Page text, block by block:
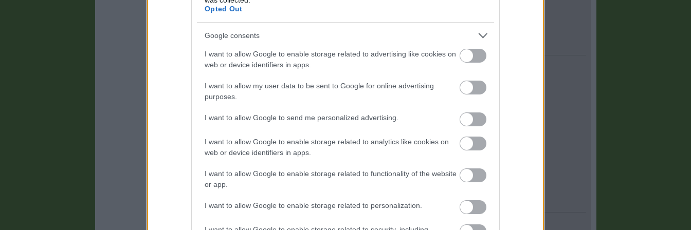
Opted Out
Google consents
I want to allow Google to enable storage related to advertising like cookies on
web or device identifiers in apps.
I want to allow my user data to be sent to Google for online advertising
purposes.
I want to allow Google to send me personalized advertising.
I want to allow Google to enable storage related to analytics like cookies on
web or device identifiers in apps.
I want to allow Google to enable storage related to functionality of the website
or app.
I want to allow Google to enable storage related to personalization.
Mágnásfertály
10ker blog - Kőbánya
Budapest Száksz
Budapest anno
Lásd Budapestet!
Retkes dolgok
Terézváros
XII. kerület
Zöld a városban
XV.kerületi blog
Az volt a jó,
mikor karját kitárta,
Ki szeret engem?
Ki szeret engem?
Ölelt anyám.
Nincs már remény –
Így szólt apám,
Ki szeret engem?
Nem volt már remény,
Azóta várja,